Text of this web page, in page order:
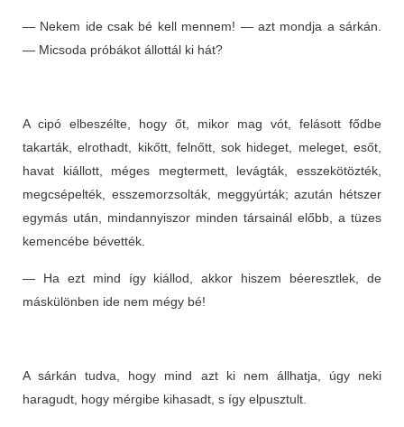
— Nekem ide csak bé kell mennem! — azt mondja a sárkán.
— Micsoda próbákot állottál ki hát?
A cipó elbeszélte, hogy őt, mikor mag vót, felásott fődbe
takarták, elrothadt, kikőtt, felnőtt, sok hideget, meleget, esőt,
havat kiállott, méges megtermett, levágták, esszekötözték,
megcsépelték, esszemorzsolták, meggyúrták; azután hétszer
egymás után, mindannyiszor minden társainál előbb, a tüzes
kemencébe bévették.
— Ha ezt mind így kiállod, akkor hiszem béeresztlek, de
máskülönben ide nem mégy bé!
A sárkán tudva, hogy mind azt ki nem állhatja, úgy neki
haragudt, hogy mérgibe kihasadt, s így elpusztult.